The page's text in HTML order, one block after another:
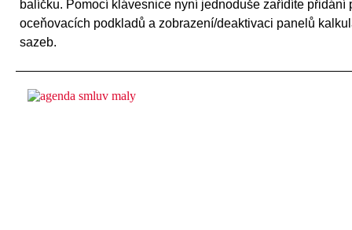
balíčku. Pomocí klávesnice nyní jednoduše zařídíte přidání
oceňovacích podkladů a zobrazení/deaktivaci panelů
sazeb.